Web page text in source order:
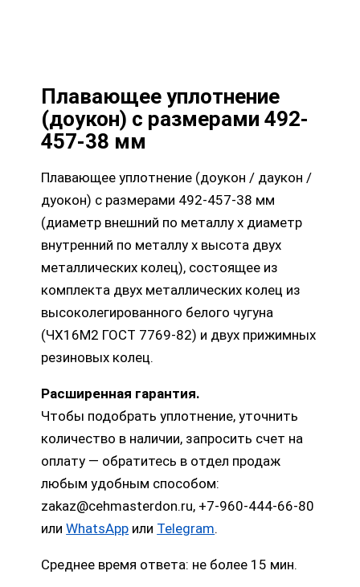
Плавающее уплотнение
(доукон) с размерами 492-
457-38 мм
Плавающее уплотнение (доукон / даукон /
дуокон) с размерами 492-457-38 мм
(диаметр внешний по металлу х диаметр
внутренний по металлу х высота двух
металлических колец), состоящее из
комплекта двух металлических колец из
высоколегированного белого чугуна
(ЧХ16М2 ГОСТ 7769-82) и двух прижимных
резиновых колец.
Расширенная гарантия.
Чтобы подобрать уплотнение, уточнить
количество в наличии, запросить счет на
оплату — обратитесь в отдел продаж
любым удобным способом:
zakaz@cehmasterdon.ru, +7-960-444-66-80
илиWhatsApp или Telegram.
Среднее время ответа: не более 15 мин.